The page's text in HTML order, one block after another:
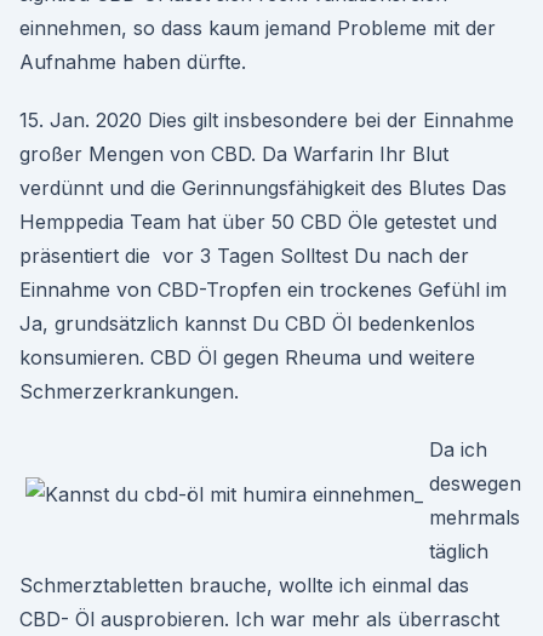
einnehmen, so dass kaum jemand Probleme mit der
Aufnahme haben dürfte.
15. Jan. 2020 Dies gilt insbesondere bei der Einnahme
großer Mengen von CBD. Da Warfarin Ihr Blut
verdünnt und die Gerinnungsfähigkeit des Blutes Das
Hemppedia Team hat über 50 CBD Öle getestet und
präsentiert die vor 3 Tagen Solltest Du nach der
Einnahme von CBD-Tropfen ein trockenes Gefühl im
Ja, grundsätzlich kannst Du CBD Öl bedenkenlos
konsumieren. CBD Öl gegen Rheuma und weitere
Schmerzerkrankungen.
Da ich
deswegen
mehrmals
täglich
Schmerztabletten brauche, wollte ich einmal das
CBD- Öl ausprobieren. Ich war mehr als überrascht